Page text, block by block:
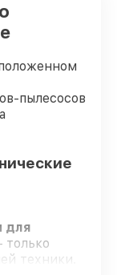
пылесосов
для
только
техники.